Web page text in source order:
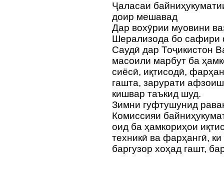
Ҷаласаи
доир мешавад
Дар вохӯрии муовини
Шерализода бо сафири
Саудӣ дар Тоҷикистон
масоили марбут ба
сиёсӣ, иқтисодӣ,
гашта, зарурати
кишвар таъкид шуд.
Зимни гуфтушунид
Комиссияи
оид ба ҳамкориҳои
техникӣ ва фарҳангӣ,
баргузор хоҳад гашт,